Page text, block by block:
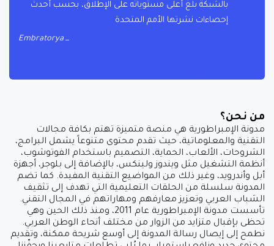
بالشبكة بلغ أعلى مستوياته على الإطلاق، بحسب أحدث
إحصاءات نشرتها الأمم المتحدة
Embratorya
من نحن؟
مدونة الإمبراطورية هي منصة متميزة تهتم بكافة مجالات
التقنية والمعلوماتية، حيث تقدم محتوى متنوعاً يشمل البرامج،
الشروحات، الألعاب، الحماية، التصميم باستخدام الفوتوشوب،
أنظمة التشغيل مثل ويندوز ولينكس، بالإضافة إلى بلوجر، أجهزة
أبل وأندرويد، وغير ذلك من المواضيع التقنية المفيدة. كما تضم
المدونة سلسلة من الحلقات التعليمية التي تهدف إلى تثقيف
الشباب العربي وتعزيز معارفهم ومهاراتهم في المجال التقني.
تأسست مدونة الإمبراطورية عام 2011، ومنذ ذلك الحين وهي
تحظى بإقبال متزايد من الزوار من مختلف أنحاء الوطن العربي.
نطمح إلى إيصال رسالة المدونة إلى أوسع شريحة ممكنة، وتقديم